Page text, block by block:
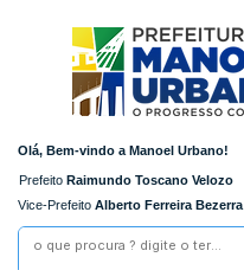
Olá, Bem-vindo a Manoel Urbano!
Prefeito Raimundo Toscano Velozo
Vice-Prefeito Alberto Ferreira Bezerra